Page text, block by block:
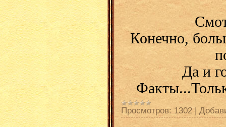
Конечно,
Да и
Просмотров: 1302 |